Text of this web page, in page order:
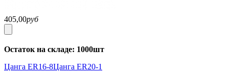
405,00руб
Остаток на складе: 1000шт
Цанга ER16-8Цанга ER20-1